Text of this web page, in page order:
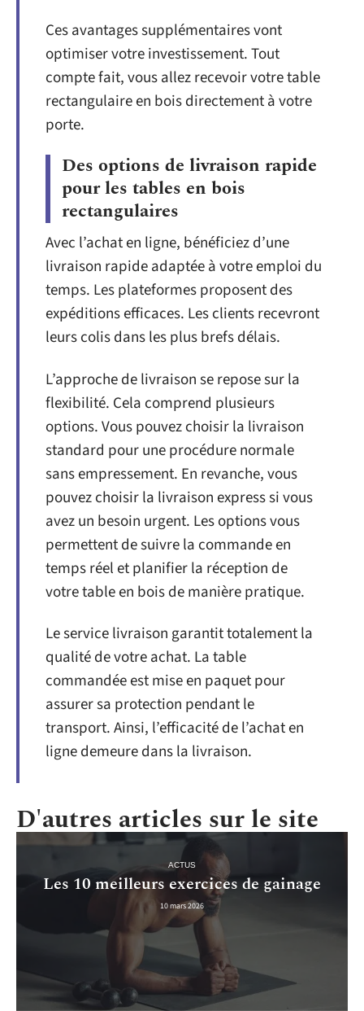
Ces avantages supplémentaires vont
optimiser votre investissement. Tout
compte fait, vous allez recevoir votre table
rectangulaire en bois directement à votre
porte.
Des options de livraison rapide
pour les tables en bois
rectangulaires
Avec l’achat en ligne, bénéficiez d’une
livraison rapide adaptée à votre emploi du
temps. Les plateformes proposent des
expéditions efficaces. Les clients recevront
leurs colis dans les plus brefs délais.
L’approche de livraison se repose sur la
flexibilité. Cela comprend plusieurs
options. Vous pouvez choisir la livraison
standard pour une procédure normale
sans empressement. En revanche, vous
pouvez choisir la livraison express si vous
avez un besoin urgent. Les options vous
permettent de suivre la commande en
temps réel et planifier la réception de
votre table en bois de manière pratique.
Le service livraison garantit totalement la
qualité de votre achat. La table
commandée est mise en paquet pour
assurer sa protection pendant le
transport. Ainsi, l’efficacité de l’achat en
ligne demeure dans la livraison.
D'autres articles sur le site
ACTUS
Les 10 meilleurs exercices de gainage
10 mars 2026